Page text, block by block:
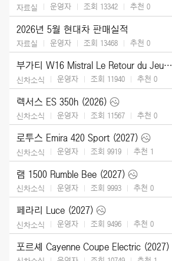
자료실 운영자 조회 13342 추천 0
2026년 5월 현대차 판매실적
자료실 운영자 조회 13468 추천 0
부가티 W16 Mistral Le Retour du Jeune Prince (2026)
신차소식 운영자 조회 11940 추천 0
렉서스 ES 350h (2026)
신차소식 운영자 조회 11567 추천 0
로투스 Emira 420 Sport (2027)
신차소식 운영자 조회 9919 추천 1
램 1500 Rumble Bee (2027)
신차소식 운영자 조회 9993 추천 0
페라리 Luce (2027)
신차소식 운영자 조회 9496 추천 0
포르셰 Cayenne Coupe Electric (2027)